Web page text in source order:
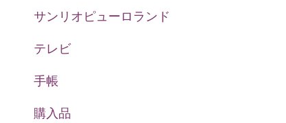
サンリオピューロランド
テレビ
手帳
購入品